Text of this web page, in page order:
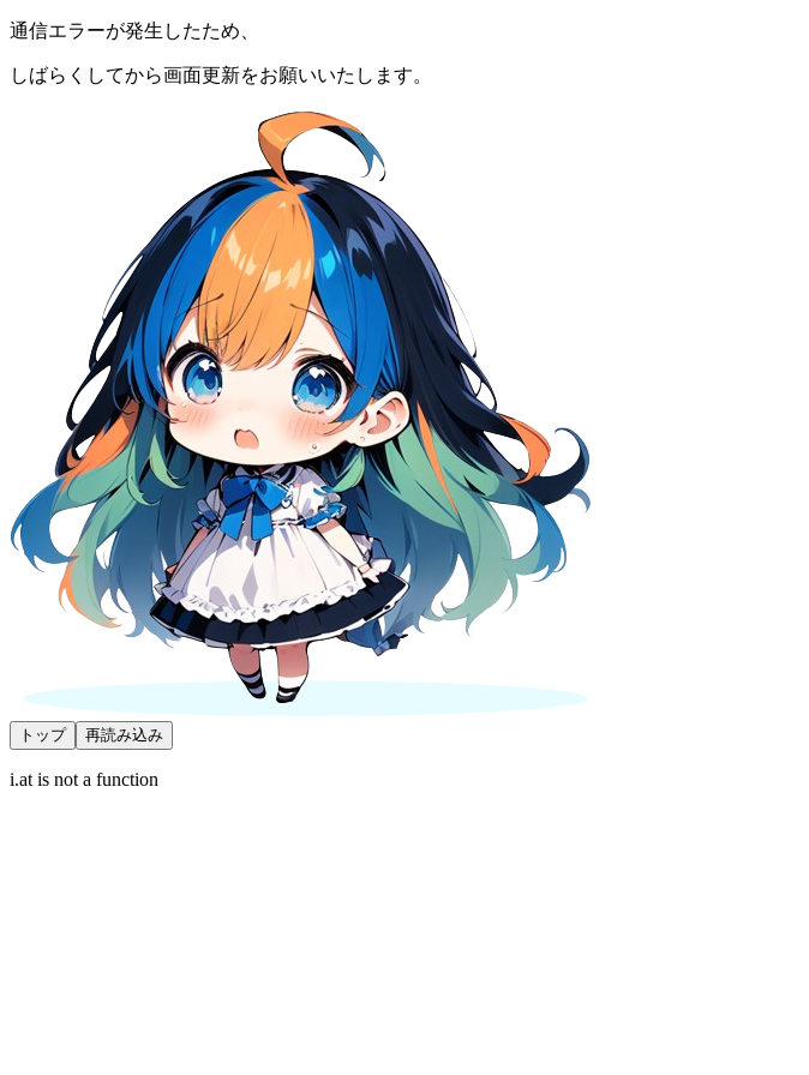
通信エラーが発生したため、
しばらくしてから画面更新をお願いいたします。
トップ 再読み込み
i.at is not a function